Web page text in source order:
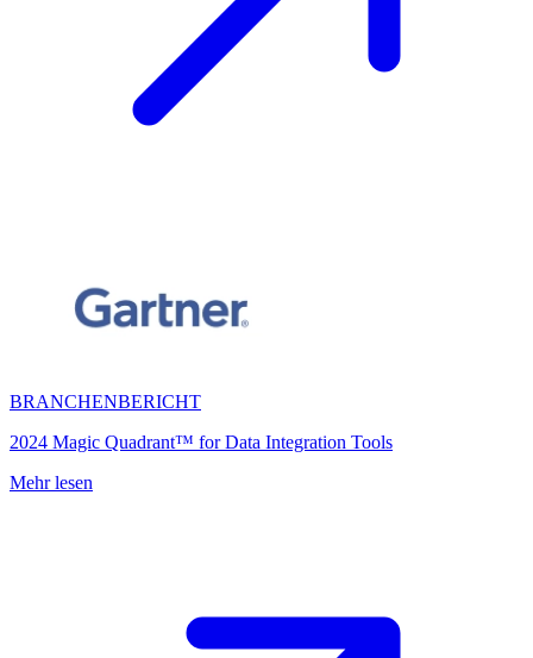
BRANCHENBERICHT
2024 Magic Quadrant™ for Data Integration Tools
Mehr lesen